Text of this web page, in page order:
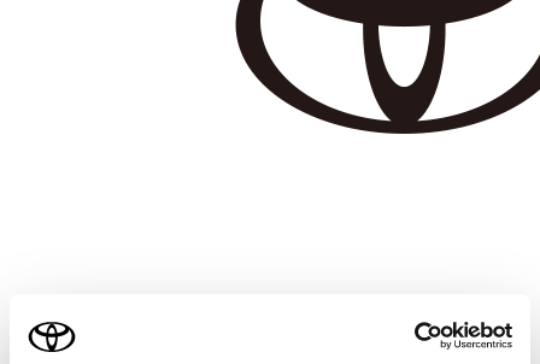
増川 禎
通勤と趣味の釣りとゴルフの足に、それと時々、奥様とのドライ